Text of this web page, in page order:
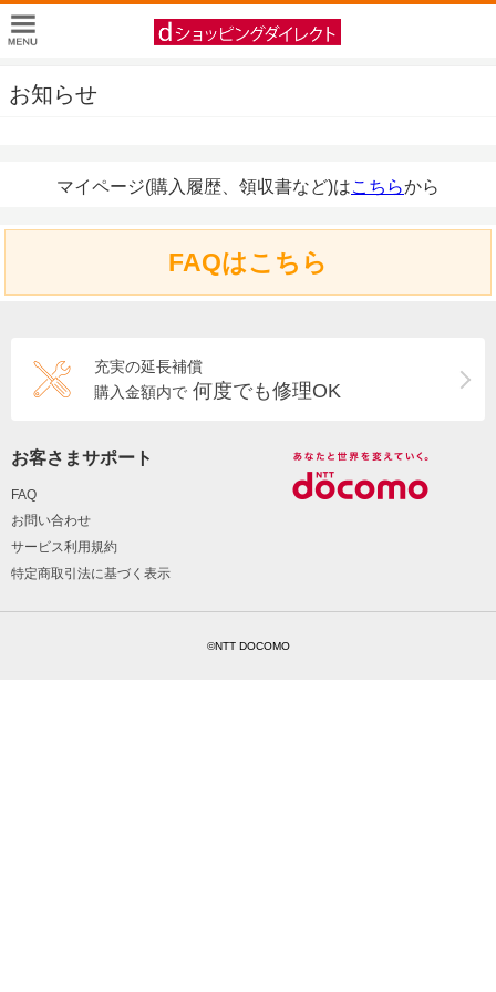
お知らせ
マイページ(購入履歴、領収書など)はこちらから
FAQはこちら
充実の延長補償
購入金額内で 何度でも修理OK
お客さまサポート
FAQ
お問い合わせ
サービス利用規約
特定商取引法に基づく表示
©NTT DOCOMO